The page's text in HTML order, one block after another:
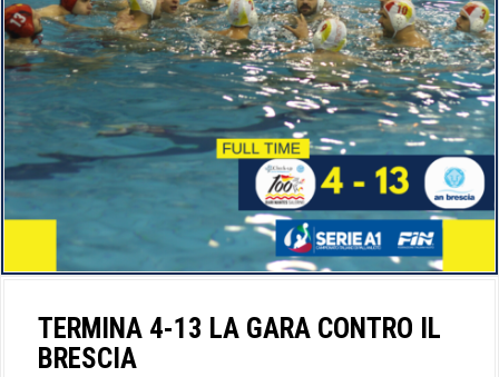
TERMINA 4-13 LA GARA CONTRO IL
BRESCIA